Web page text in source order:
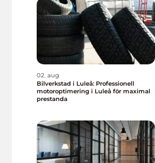
02. aug
Bilverkstad i Luleå: Professionell
motoroptimering i Luleå för maximal
prestanda